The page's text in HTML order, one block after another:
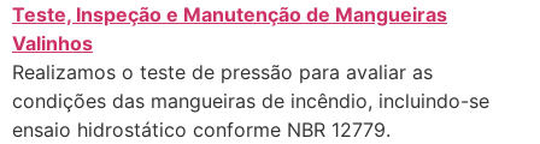
Teste, Inspeção e Manutenção de Mangueiras
Valinhos
Realizamos o teste de pressão para avaliar as
condições das mangueiras de incêndio, incluindo-se
ensaio hidrostático conforme NBR 12779.